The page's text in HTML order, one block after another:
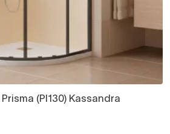
(PI130) Kassandra